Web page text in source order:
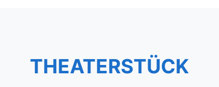
THEATERSTÜCK